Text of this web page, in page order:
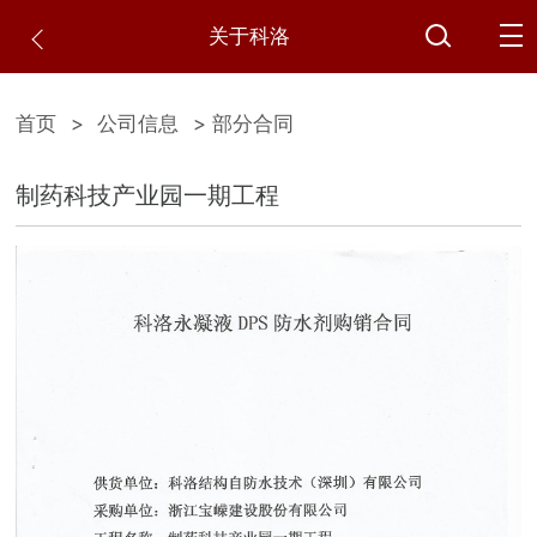
关于科洛
首页 > 公司信息 > 部分合同
制药科技产业园一期工程